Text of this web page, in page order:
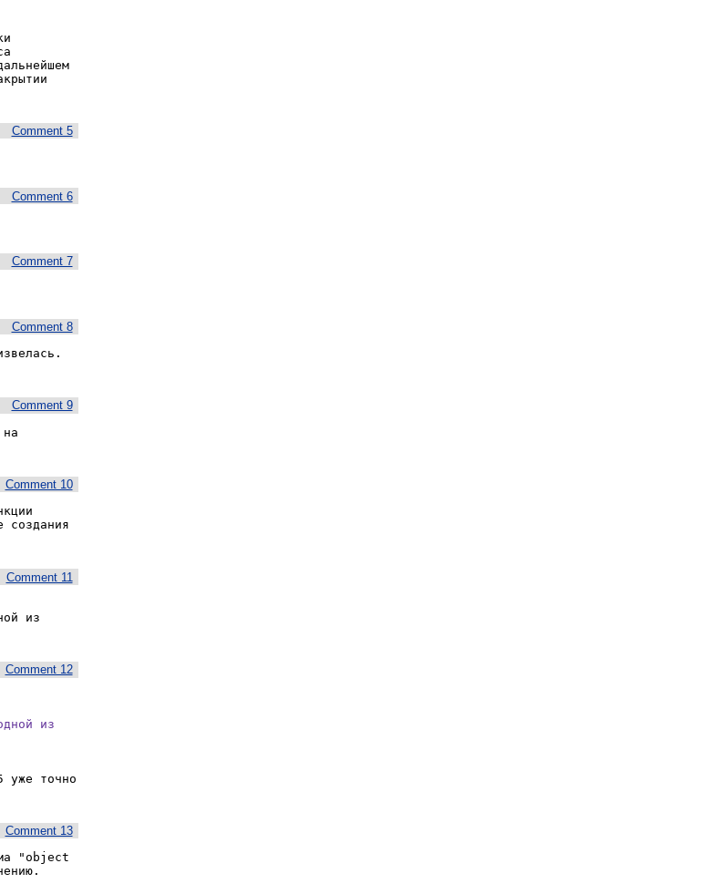
Comment 5
Comment 6
Comment 7
Comment 8
Comment 9
Comment 10
создания
Comment 11
из
Comment 12
из
уже точно
Comment 13
"object